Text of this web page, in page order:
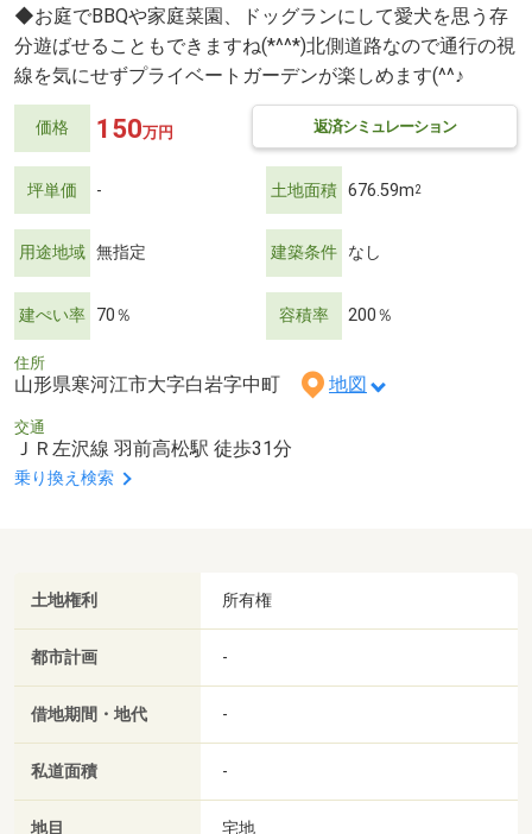
◆お庭でBBQや家庭菜園、ドッグランにして愛犬を思う存
分遊ばせることもできますね(*^^*)北側道路なので通行の視
線を気にせずプライベートガーデンが楽しめます(^^♪
価格 返済シミュレーション
150万円
坪単価 - 土地面積 676.59m2
用途地域 無指定 建築条件 なし
建ぺい率 70％ 容積率 200％
住所
山形県寒河江市大字白岩字中町 地図
交通
ＪＲ左沢線 羽前高松駅 徒歩31分
乗り換え検索
土地権利 所有権
都市計画 -
借地期間・地代 -
私道面積 -
地目 宅地